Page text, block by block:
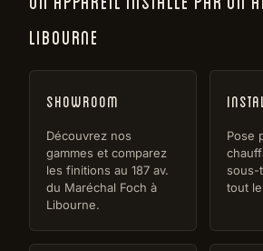
LIBOURNE
Showroom
Découvrez nos
gammes et comparez
les finitions au 187 av.
du Maréchal Foch à
Libourne.
Pose
sous-
tout